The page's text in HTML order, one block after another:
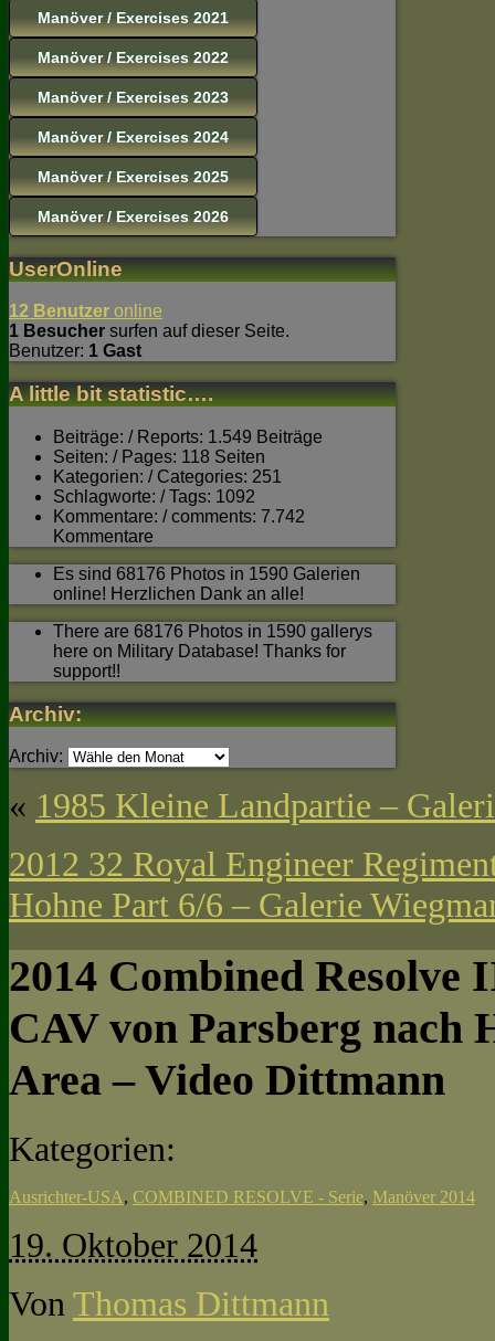
Manöver / Exercises 2021
Manöver / Exercises 2022
Manöver / Exercises 2023
Manöver / Exercises 2024
Manöver / Exercises 2025
Manöver / Exercises 2026
UserOnline
12 Benutzer online
1 Besucher surfen auf dieser Seite.
Benutzer: 1 Gast
A little bit statistic….
Beiträge: / Reports: 1.549 Beiträge
Seiten: / Pages: 118 Seiten
Kategorien: / Categories: 251
Schlagworte: / Tags: 1092
Kommentare: / comments: 7.742
Kommentare
Es sind 68176 Photos in 1590 Galerien
online! Herzlichen Dank an alle!
There are 68176 Photos in 1590 gallerys
here on Military Database! Thanks for
support!!
Archiv:
Archiv:
« 1985 Kleine Landpartie –
2012 32 Royal Engineer
Hohne Part 6/6 – Galerie
2014 Combined Resolve
CAV von Parsberg nach
Area – Video Dittmann
Kategorien:
Ausrichter-USA, COMBINED RESOLVE - Serie, Manöver 2014
19. Oktober 2014
Von Thomas Dittmann